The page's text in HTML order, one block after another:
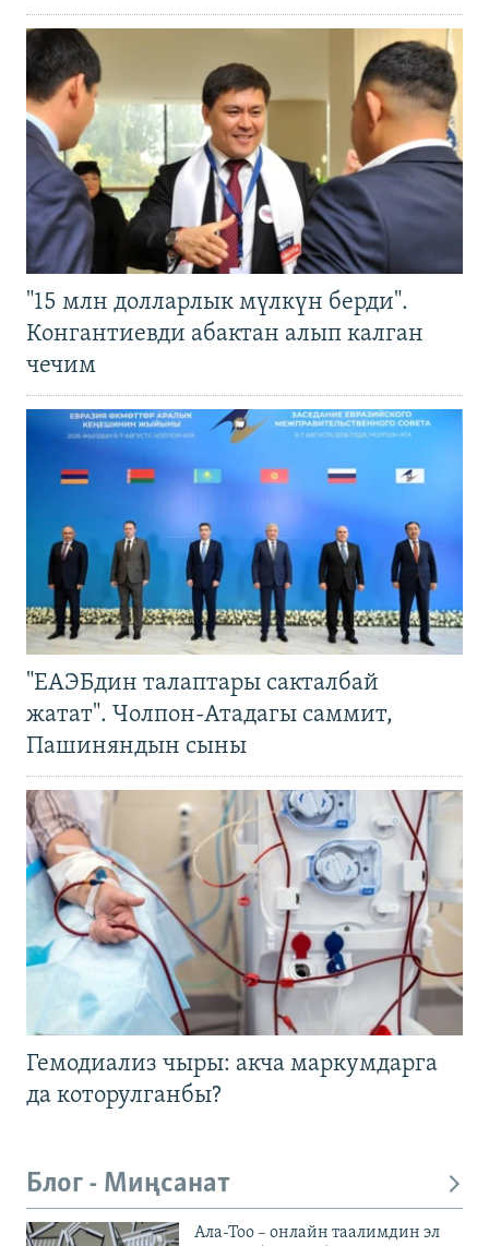
"15 млн долларлык мүлкүн берди".
Конгантиевди абактан алып калган
чечим
"ЕАЭБдин талаптары сакталбай
жатат". Чолпон-Атадагы саммит,
Пашиняндын сыны
Гемодиализ чыры: акча маркумдарга
да которулганбы?
Блог - Миңсанат
Ала-Тоо – онлайн таалимдин эл